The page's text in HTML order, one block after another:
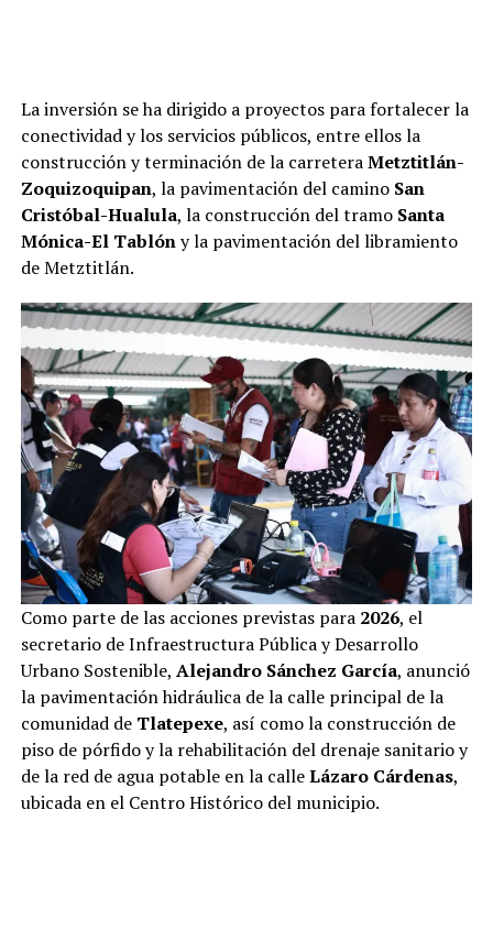
La inversión se ha dirigido a proyectos para fortalecer la
conectividad y los servicios públicos, entre ellos la
construcción y terminación de la carreteraMetztitlán-
Zoquizoquipan, la pavimentación del camino San
Cristóbal-Hualula, la construcción del tramo Santa
Mónica-El Tablóny la pavimentación del libramiento
de Metztitlán.
Como parte de las acciones previstas para 2026, el
secretario de Infraestructura Pública y Desarrollo
Urbano Sostenible, Alejandro Sánchez García, anunció
la pavimentación hidráulica de la calle principal de la
comunidad de Tlatepexe, así como la construcción de
piso de pórfido y la rehabilitación del drenaje sanitario y
de la red de agua potable en la calleLázaro Cárdenas,
ubicada en el Centro Histórico del municipio.